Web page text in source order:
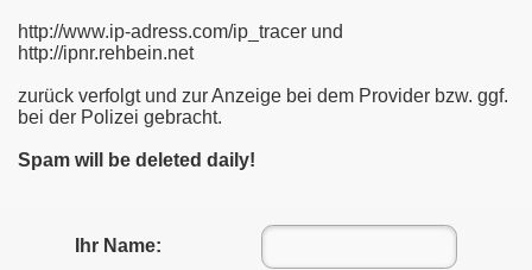
http://www.ip-adress.com/ip_tracer und
http://ipnr.rehbein.net
zurück verfolgt und zur Anzeige bei dem Provider bzw. ggf.
bei der Polizei gebracht.
Spam will be deleted daily!
Ihr Name: